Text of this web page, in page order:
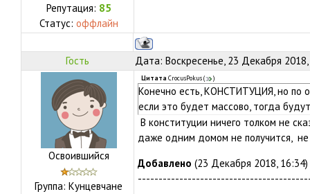
Репутация: 85
Статус: оффлайн
Гость Дата: Воскресенье, 23 Декабря
Освоившийся
Группа: Кунцевчане
Цитата CrocusPokus( )
Конечно есть, КОНСТИТУЦИЯ, но по
если это будет массово, тогда
В конституции ничего толком не
даже одним домом не получится,
Добавлено (23 Декабря 2018, 16:34)